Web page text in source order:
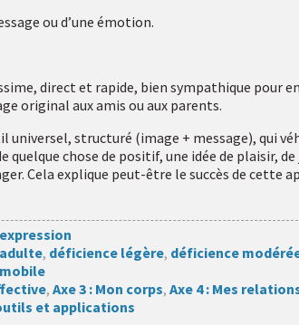
ou d’une émotion.
direct et rapide, bien sympathique pour
original aux amis ou aux parents.
universel, structuré (image + message), qui
quelque chose de positif, une idée de plaisir, de
Cela explique peut-être le succès de cette
expression
adulte, déficience légère, déficience
, Axe 3 : Mon corps, Axe 4 : Mes
et applications